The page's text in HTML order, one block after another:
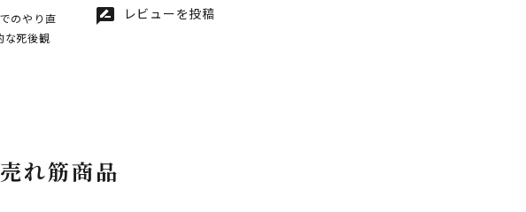
のやり直
な死後観
rate_review レビューを投稿
売れ筋商品